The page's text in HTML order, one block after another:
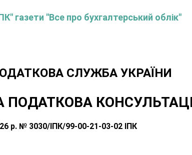
газети "Все про бухгалтерський облік"
СЛУЖБА УКРАЇНИ
ПОДАТКОВА
р. № 3030/ІПК/99-00-21-03-02 ІПК